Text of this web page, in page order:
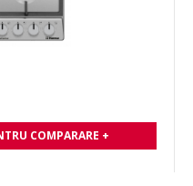
COMPARARE +